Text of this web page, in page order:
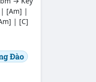
| [Am] |
| [C]
Đào